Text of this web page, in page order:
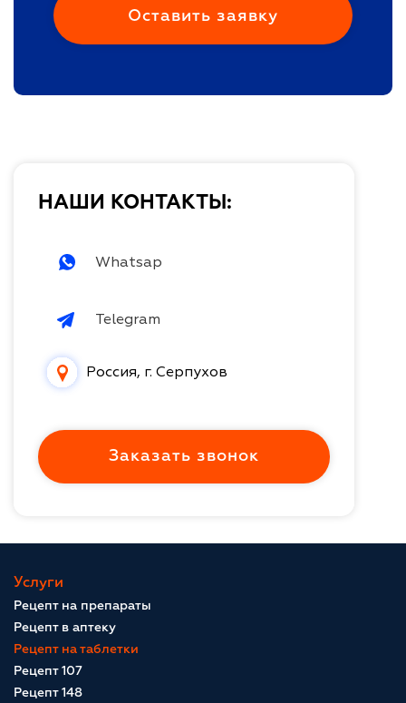
НАШИ КОНТАКТЫ:
Whatsap
Telegram
Россия, г. Серпухов
Заказать звонок
Услуги
Рецепт на препараты
Рецепт в аптеку
Рецепт на таблетки
Рецепт 107
Рецепт 148